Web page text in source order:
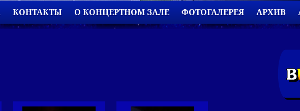
КОНТАКТЫ О КОНЦЕРТНОМ ЗАЛЕ ФОТОГАЛЕРЕЯ АРХИВ